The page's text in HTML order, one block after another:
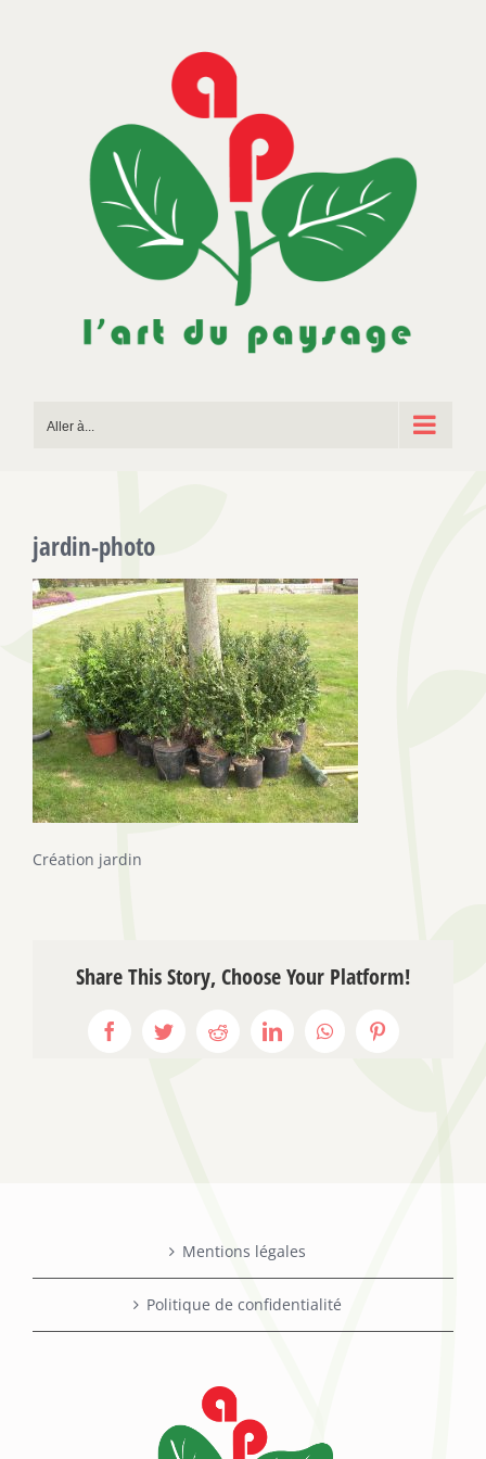
Aller à...
jardin-photo
Création jardin
Share This Story, Choose Your Platform!
FacebookTwitterRedditLinkedInWhatsAppPinterest
Mentions légales
Politique de confidentialité